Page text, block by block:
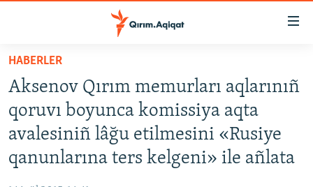
Esas
qaytmaq
Baş
navigatsiyağa
qaytmaq
Qıdıruvğa
HABERLER
İQTİSADİYAT
HABERLER
Aksenov Qırım memurları aqlarınıñ
qoruvı boyunca komissiya aqta
avalesiniñ lâğu etilmesini «Rusiye
qanunlarına ters kelgeni» ile añlata